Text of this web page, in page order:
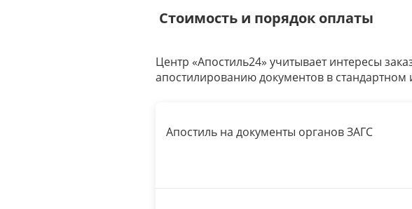
Стоимость и порядок оплаты
Центр «Апостиль24» учитывает интересы
апостилированию документов в
Апостиль на документы органов ЗАГС